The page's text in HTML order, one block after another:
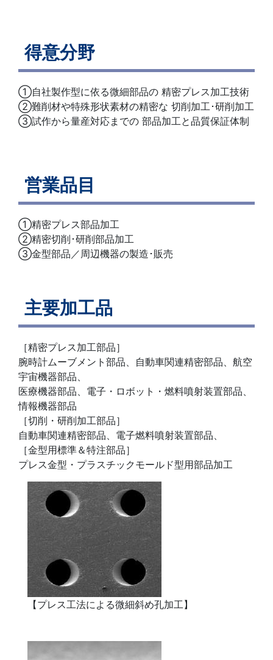
得意分野
①自社製作型に依る微細部品の 精密プレス加工技術
②難削材や特殊形状素材の精密な 切削加工･研削加工
③試作から量産対応までの 部品加工と品質保証体制
営業品目
①精密プレス部品加工
②精密切削･研削部品加工
③金型部品／周辺機器の製造･販売
主要加工品
［精密プレス加工部品］
腕時計ムーブメント部品、自動車関連精密部品、航空
宇宙機器部品、
医療機器部品、電子・ロボット・燃料噴射装置部品、
情報機器部品
［切削・研削加工部品］
自動車関連精密部品、電子燃料噴射装置部品、
［金型用標準＆特注部品］
プレス金型・プラスチックモールド型用部品加工
【プレス工法による微細斜め孔加工】